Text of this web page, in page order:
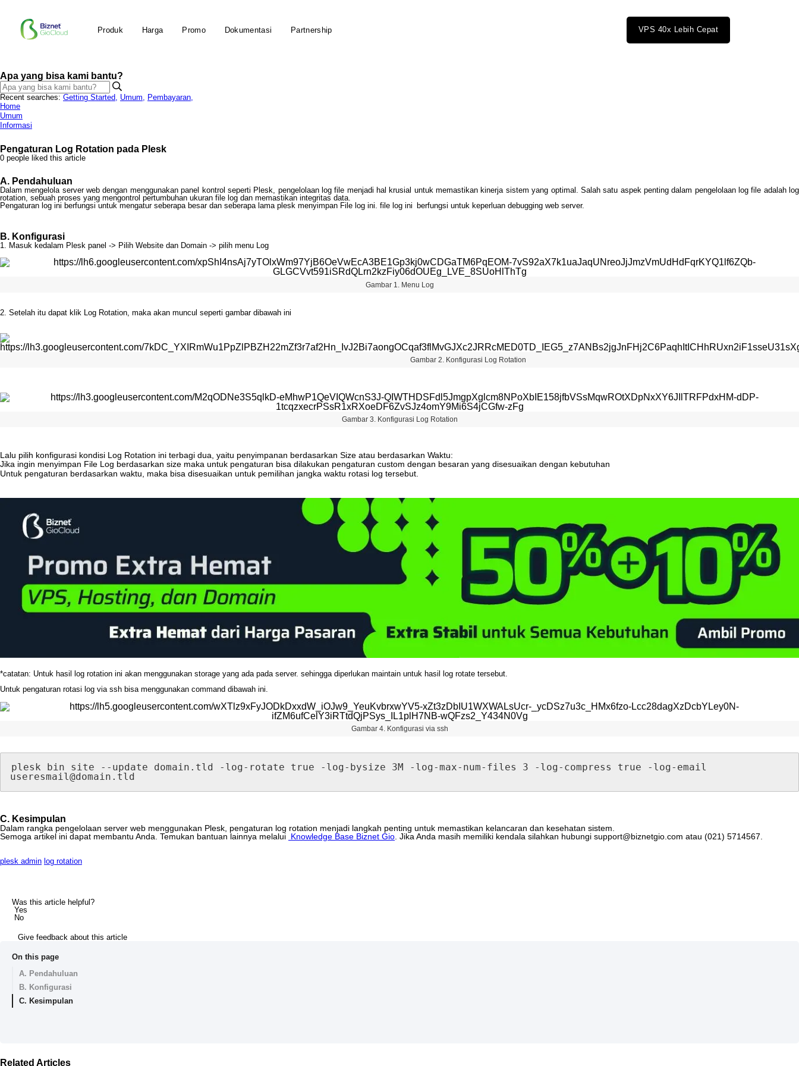
Produk Harga Promo Dokumentasi Partnership VPS 40x Lebih Cepat
Apa yang bisa kami bantu?
Recent searches: Getting Started, Umum, Pembayaran,
Home
Umum
Informasi
Pengaturan Log Rotation pada Plesk
0 people liked this article
A. Pendahuluan
Dalam mengelola server web dengan menggunakan panel kontrol seperti Plesk, pengelolaan log file menjadi hal krusial untuk memastikan kinerja sistem yang optimal . Salah satu aspek penting dalam pengelolaan log file adalah log
rotation, sebuah proses yang mengontrol pertumbuhan ukuran file log dan memastikan integritas data.
Pengaturan log ini berfungsi untuk mengatur seberapa besar dan seberapa lama plesk menyimpan File log ini. file log ini berfungsi untuk keperluan debugging web server.
B. Konfigurasi
1. Masuk kedalam Plesk panel -> Pilih Website dan Domain -> pilih menu Log
Gambar 1 Menu Log
2. Setelah itu dapat klik Log Rotation, maka akan muncul seperti gambar dibawah ini
Gambar 2 Konfigurasi Log Rotation
Gambar 3. Konfigurasi Log Rotation
Lalu pilih konfigurasi kondisi Log Rotation ini terbagi dua, yaitu penyimpanan berdasarkan Size atau berdasarkan Waktu:
Jika ingin menyimpan File Log berdasarkan size maka untuk pengaturan bisa dilakukan pengaturan custom dengan besaran yang disesuaikan dengan kebutuhan
Untuk pengaturan berdasarkan waktu, maka bisa disesuaikan untuk pemilihan jangka waktu rotasi log tersebut.
*catatan: Untuk hasil log rotation ini akan menggunakan storage yang ada pada server. sehingga diperlukan maintain untuk hasil log rotate tersebut.
Untuk pengaturan rotasi log via ssh bisa menggunakan command dibawah ini.
Gambar 4. Konfigurasi via ssh
plesk bin site - - update domain . tld - log- rotate true - log- bysize 3M - log-max- num- files 3 - log- compress true - log- email
useresmail@domain . tld
C. Kesimpulan
Dalam rangka pengelolaan server web menggunakan Plesk, pengaturan log rotation menjadi langkah penting untuk memastikan kelancaran dan kesehatan sistem.
Semoga artikel ini dapat membantu Anda. Temukan bantuan lainnya melalui Knowledge Base Biznet Gio. JikaAnda masih memiliki kendala silahkan hubungi support@biznetgio.com atau (021) 5714567.
plesk admin log rotation
Was this article helpful?
Yes
No
Give feedback about this article
On this page
A. Pendahuluan
B. Konfigurasi
C. Kesimpulan
Related Articles